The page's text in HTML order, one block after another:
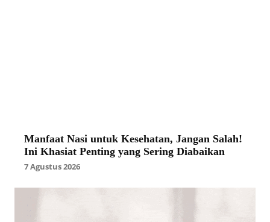
Manfaat Nasi untuk Kesehatan, Jangan Salah!
Ini Khasiat Penting yang Sering Diabaikan
7 Agustus 2026